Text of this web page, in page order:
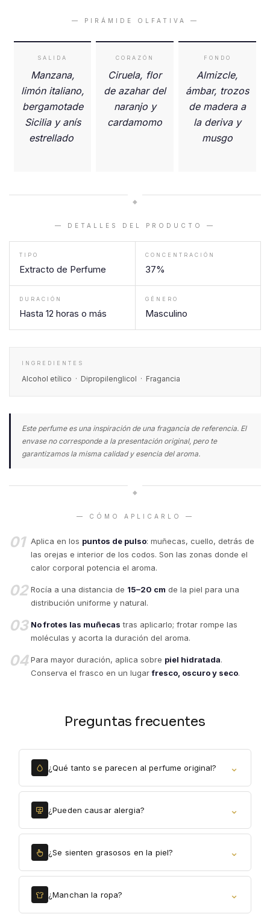
— PIRÁMIDE OLFATIVA —
SALIDA
Manzana,
limón italiano,
bergamotade
Sicilia y anís
estrellado
CORAZÓN
Ciruela, flor
de azahar del
naranjo y
cardamomo
FONDO
Almizcle,
ámbar, trozos
de madera a
la deriva y
musgo
◆
— DETALLES DEL PRODUCTO —
TIPO
Extracto de Perfume
CONCENTRACIÓN
37%
DURACIÓN
Hasta 12 horas o más
GÉNERO
Masculino
INGREDIENTES
Alcohol etílico · Dipropilenglicol · Fragancia
Este perfume es una inspiración de una fragancia de referencia. El
envase no corresponde a la presentación original, pero te
garantizamos la misma calidad y esencia del aroma.
◆
— CÓMO APLICARLO —
01 Aplica en los puntos de pulso: muñecas, cuello, detrás de
las orejas e interior de los codos. Son las zonas donde el
calor corporal potencia el aroma.
02 Rocía a una distancia de 15–20 cm de la piel para una
distribución uniforme y natural.
03 No frotes las muñecas tras aplicarlo; frotar rompe las
moléculas y acorta la duración del aroma.
04 Para mayor duración, aplica sobre piel hidratada.
Conserva el frasco en un lugarfresco, oscuro y seco.
Preguntas frecuentes
¿Qué tanto se parecen al perfume original? ⌄
¿Pueden causar alergia? ⌄
¿Se sienten grasosos en la piel? ⌄
¿Manchan la ropa? ⌄